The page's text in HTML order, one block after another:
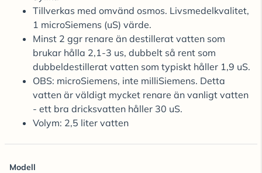
Tillverkas med omvänd osmos. Livsmedelkvalitet,
1 microSiemens (uS) värde.
Minst 2 ggr renare än destillerat vatten som
brukar hålla 2,1-3 us, dubbelt så rent som
dubbeldestillerat vatten som typiskt håller 1,9 uS.
OBS: microSiemens, inte milliSiemens. Detta
vatten är väldigt mycket renare än vanligt vatten
- ett bra dricksvatten håller 30 uS.
Volym: 2,5 liter vatten
Modell